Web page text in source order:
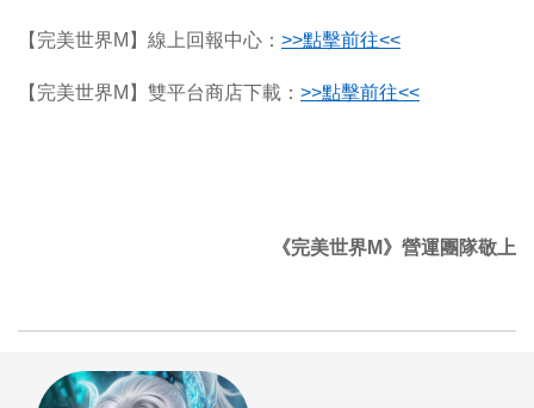
【完美世界M】線上回報中心： >>點擊前往<<
【完美世界M】雙平台商店下載： >>點擊前往<<
《完美世界M》營運團隊敬上